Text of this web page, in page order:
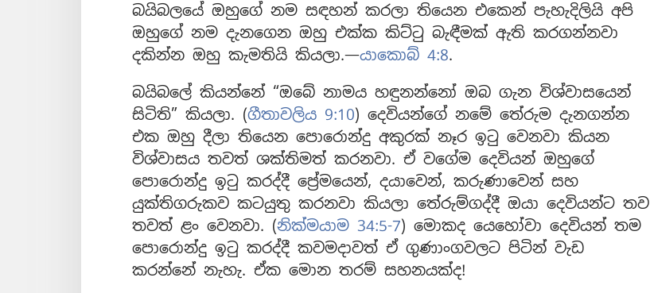
බයිබලයේ ඔහුගේ නම සඳහන් කරලා තියෙන එකෙන් පැහැදිලියි අපි
ඔහුගේ නම දැනගෙන ඔහු එක්ක කිට්ටු බැඳීමක් ඇති කරගන්නවා
දකින්න ඔහු කැමතියි කියලා.—යාකොබ් 4:8.
බයිබලේ කියන්නේ “ඔබේ නාමය හඳුනන්නෝ ඔබ ගැන විශ්වාසයෙන්
සිටිති” කියලා. (ගීතාවලිය 9:10) දෙවියන්ගේ නමේ තේරුම දැනගන්න
එක ඔහු දීලා තියෙන පොරොන්දු අකුරක් නෑර ඉටු වෙනවා කියන
විශ්වාසය තවත් ශක්තිමත් කරනවා. ඒ වගේම දෙවියන් ඔහුගේ
පොරොන්දු ඉටු කරද්දී ප්‍රේමයෙන්, දයාවෙන්, කරුණාවෙන් සහ
යුක්තිගරුකව කටයුතු කරනවා කියලා තේරුම්ගද්දී ඔයා දෙවියන්ට තව
තවත් ළං වෙනවා. (නික්මයාම 34:5-7) මොකද යෙහෝවා දෙවියන් තම
පොරොන්දු ඉටු කරද්දී කවමදාවත් ඒ ගුණාංගවලට පිටින් වැඩ
කරන්නේ නැහැ. ඒක මොන තරම් සහනයක්ද!